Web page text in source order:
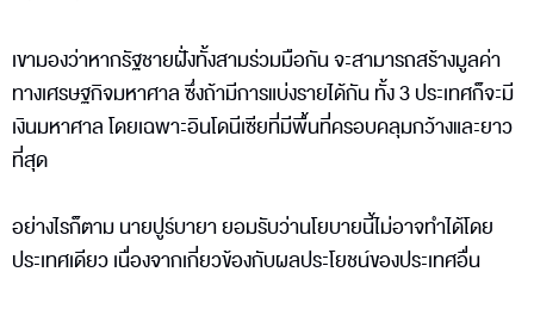
เขามองว่าหากรัฐชายฝั่งทั้งสามร่วมมือกัน จะสามารถสร้างมูลค่า
ทางเศรษฐกิจมหาศาล ซึ่งถ้ามีการแบ่งรายได้กัน ทั้ง 3 ประเทศก็จะมี
เงินมหาศาล โดยเฉพาะอินโดนีเซียที่มีพื้นที่ครอบคลุมกว้างและยาว
ที่สุด
อย่างไรก็ตาม นายปูร์บายา ยอมรับว่านโยบายนี้ไม่อาจทำได้โดย
ประเทศเดียว เนื่องจากเกี่ยวข้องกับผลประโยชน์ของประเทศอื่น